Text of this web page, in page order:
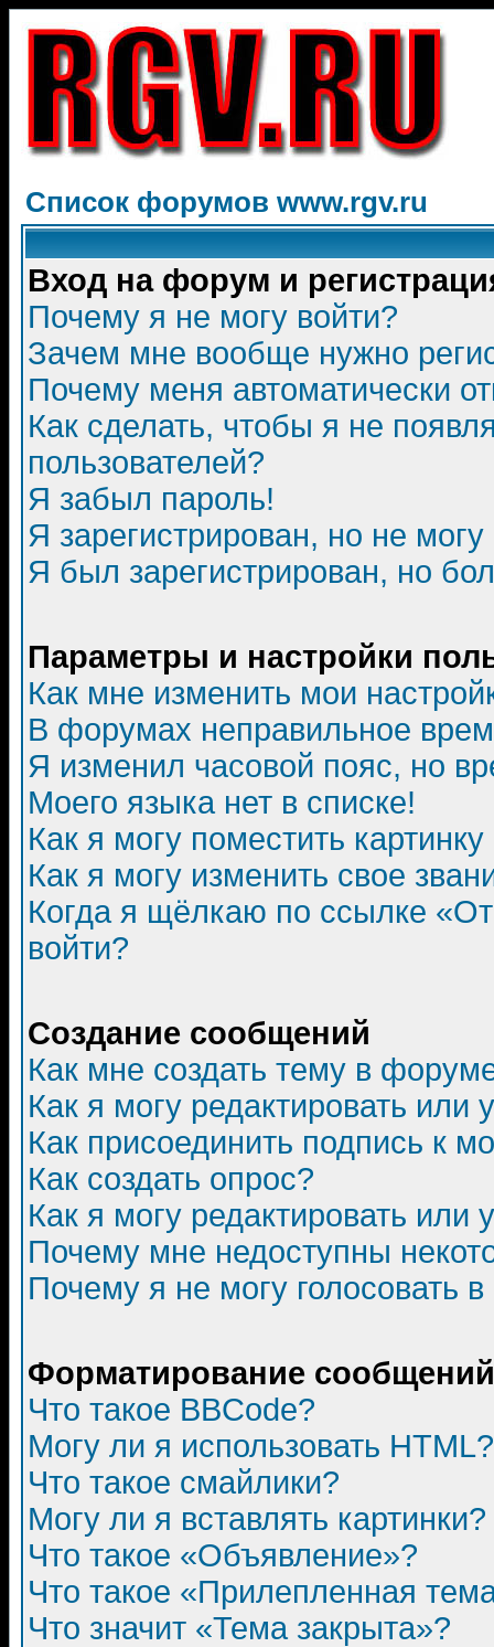
Список форумов www.rgv.ru
Вход на форум и
Почему я не могу войти?
Зачем мне вообще нужно
Почему меня автоматически
Как сделать, чтобы я не
пользователей?
Я забыл пароль!
Я зарегистрирован, но не могу
Я был зарегистрирован, но
Параметры и настройки
Как мне изменить мои
В форумах неправильное
Я изменил часовой пояс, но
Моего языка нет в списке!
Как я могу поместить
Как я могу изменить свое
Когда я щёлкаю по ссылке
войти?
Создание сообщений
Как мне создать тему в
Как я могу редактировать или
Как присоединить подпись к
Как создать опрос?
Как я могу редактировать или
Почему мне недоступны
Почему я не могу голосовать
Форматирование
Что такое BBCode?
Могу ли я использовать HTML?
Что такое смайлики?
Могу ли я вставлять картинки?
Что такое «Объявление»?
Что такое «Прилепленная
Что значит «Тема закрыта»?